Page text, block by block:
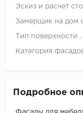
Эскиз и расчет
Замерщик на дом
Тип поверхности
Категория
Подробное